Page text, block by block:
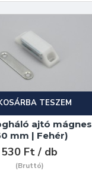
ajtó mágnes
mm | Fehér)
530 Ft / db
(Bruttó)
TESZEM